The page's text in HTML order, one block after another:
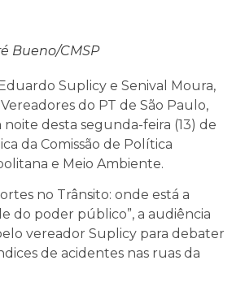
Bueno/CMSP
Suplicy e Senival Moura,
do PT de São Paulo,
desta segunda-feira (13) de
da Comissão de Política
e Meio Ambiente.
no Trânsito: onde está a
do poder público”, a audiência
vereador Suplicy para debater
de acidentes nas ruas da